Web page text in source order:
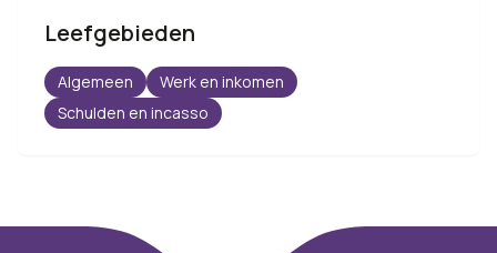
Leefgebieden
Algemeen
Werk en inkomen
Schulden en incasso